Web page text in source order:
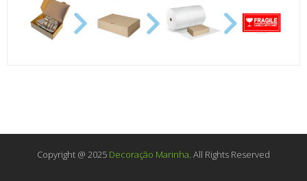
Copyright @ 2025 Decoração Marinha. All Rights Reserved